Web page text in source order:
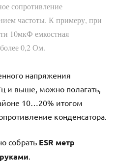
сопротивление
частоты. К примеру, при
10мкФ емкостная
0,2 Ом.
напряжения
и выше, можно полагать,
10…20% итогом
конденсатора.
собрать ESR метр